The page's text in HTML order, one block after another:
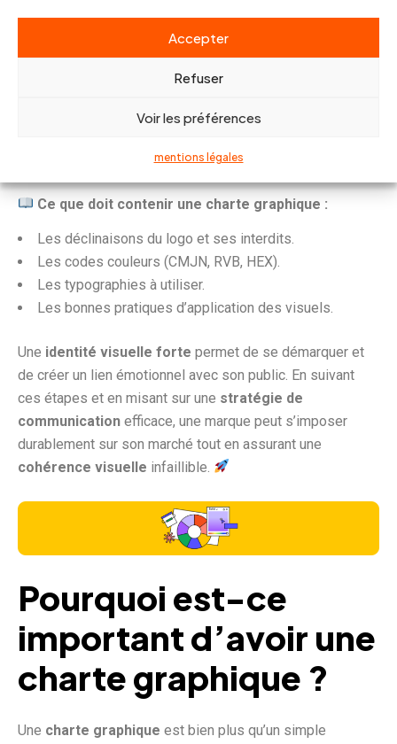
Accepter
Refuser
Voir les préférences
mentions légales
Pour garantir une utilisation correcte de l’identité
, il est indispensable de rédiger une charte
éléments visuels, permettant ainsi de
Ce que doit contenir une charte graphique :
Les déclinaisons du logo et ses interdits.
Les codes couleurs (CMJN, RVB, HEX).
Les typographies à utiliser.
Les bonnes pratiques d’application des visuels.
Une identité visuelle forte permet de se démarquer et
de créer un lien émotionnel avec son public. En suivant
ces étapes et en misant sur une stratégie de
communication efficace, une marque peut s’imposer
durablement sur son marché tout en assurant une
cohérence visuelle infaillible.
Pourquoi est-ce
important d’avoir une
charte graphique ?
Une charte graphique est bien plus qu’un simple